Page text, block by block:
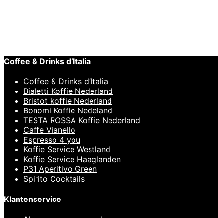
Coffee & Drinks d’Italia
Coffee & Drinks d’Italia
Bialetti Koffie Nederland
Bristot koffie Nederland
Bonomi Koffie Nedeland
TESTA ROSSA Koffie Nederland
Caffe Vianello
Espresso 4 you
Koffie Service Westland
Koffie Service Haaglanden
P31 Aperitivo Green
Spirito Cocktails
Klantenservice